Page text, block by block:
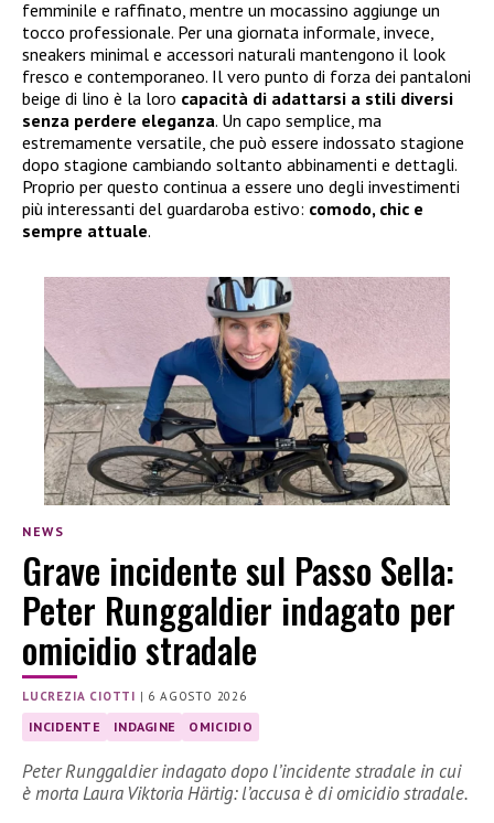
femminile e raffinato, mentre un mocassino aggiunge un
tocco professionale. Per una giornata informale, invece,
sneakers minimal e accessori naturali mantengono il look
fresco e contemporaneo. Il vero punto di forza dei pantaloni
beige di lino è la loro capacità di adattarsi a stili diversi
senza perdere eleganza. Un capo semplice, ma
estremamente versatile, che può essere indossato stagione
dopo stagione cambiando soltanto abbinamenti e dettagli.
Proprio per questo continua a essere uno degli investimenti
più interessanti del guardaroba estivo: comodo, chic e
sempre attuale.
NEWS
Grave incidente sul Passo Sella:
Peter Runggaldier indagato per
omicidio stradale
LUCREZIA CIOTTI | 6 AGOSTO 2026
INCIDENTE INDAGINE OMICIDIO
Peter Runggaldier indagato dopo l’incidente stradale in cui
è morta Laura Viktoria Härtig: l’accusa è di omicidio stradale.